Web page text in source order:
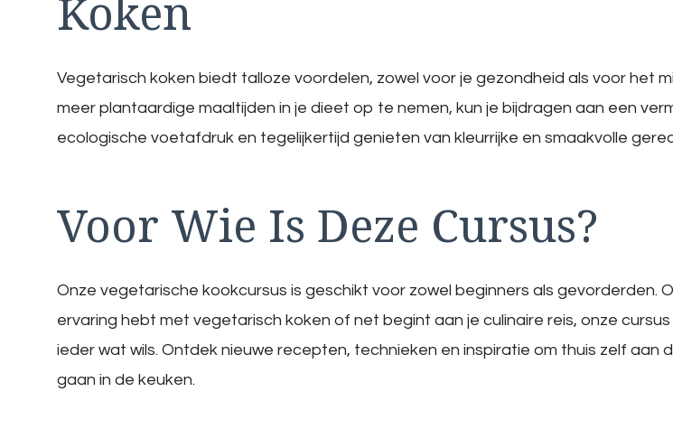
Koken
Vegetarisch koken biedt talloze voordelen, zowel voor je gezondheid als voor het
meer plantaardige maaltijden in je dieet op te nemen, kun je bijdragen aan een
ecologische voetafdruk en tegelijkertijd genieten van kleurrijke en smaakvolle
Voor Wie Is Deze Cursus?
Onze vegetarische kookcursus is geschikt voor zowel beginners als gevorderden.
ervaring hebt met vegetarisch koken of net begint aan je culinaire reis, onze
ieder wat wils. Ontdek nieuwe recepten, technieken en inspiratie om thuis zelf aan
gaan in de keuken.